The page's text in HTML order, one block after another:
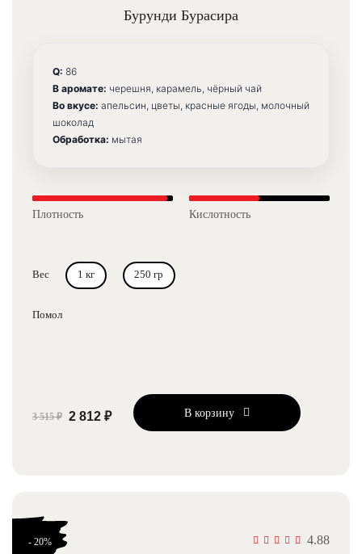
средняя
Бурунди Бурасира
Q: 86
В аромате: черешня, карамель, чёрный чай
Во вкусе: апельсин, цветы, красные ягоды, молочный
шоколад
Обработка: мытая
Плотность Кислотность
Вес 1 кг 250 гр
Помол
3 515 ₽ 2 812 ₽ В корзину
- 20% 4.88